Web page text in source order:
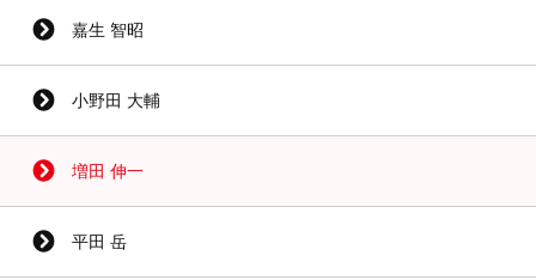
嘉生 智昭
小野田 大輔
増田 伸一
平田 岳